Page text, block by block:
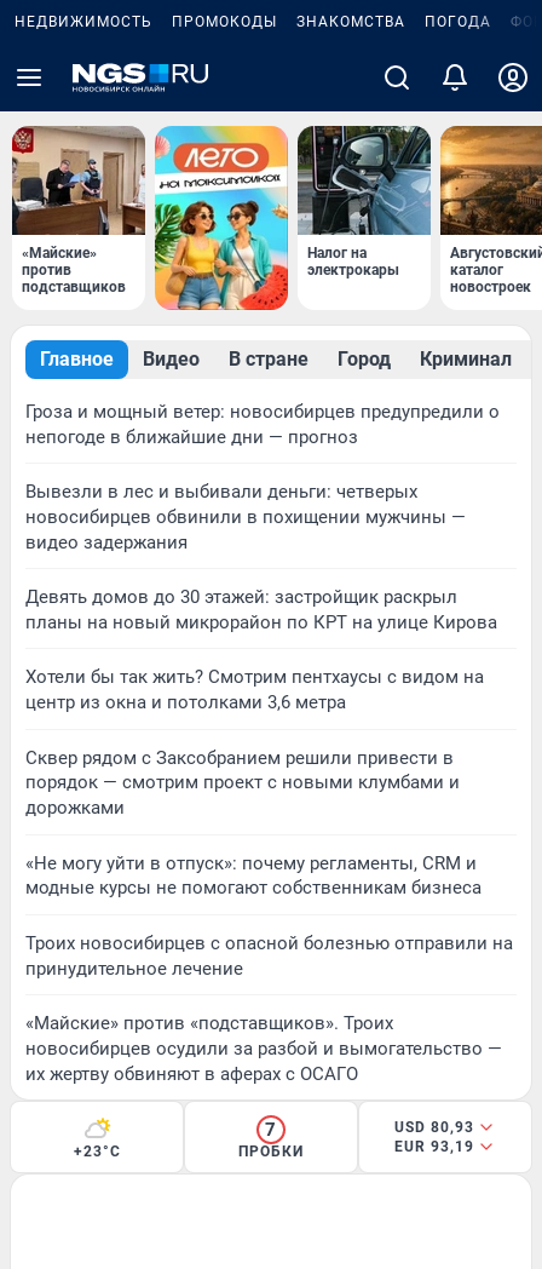
НЕДВИЖИМОСТЬ ПРОМОКОДЫ ЗНАКОМСТВА ПОГОДА
«Майские»
против
подставщиков
Налог на
электрокары
каталог
новостроек
Главное Видео В стране Город Криминал
Гроза и мощный ветер: новосибирцев предупредили о
непогоде в ближайшие дни — прогноз
Вывезли в лес и выбивали деньги: четверых
новосибирцев обвинили в похищении мужчины —
видео задержания
Девять домов до 30 этажей: застройщик раскрыл
планы на новый микрорайон по КРТ на улице Кирова
Хотели бы так жить? Смотрим пентхаусы с видом на
центр из окна и потолками 3,6 метра
Сквер рядом с Заксобранием решили привести в
порядок — смотрим проект с новыми клумбами и
дорожками
«Не могу уйти в отпуск»: почему регламенты, CRM и
модные курсы не помогают собственникам бизнеса
Троих новосибирцев с опасной болезнью отправили на
принудительное лечение
«Майские» против «подставщиков». Троих
новосибирцев осудили за разбой и вымогательство —
их жертву обвиняют в аферах с ОСАГО
+23°C
7
ПРОБКИ
USD 80,93
EUR 93,19